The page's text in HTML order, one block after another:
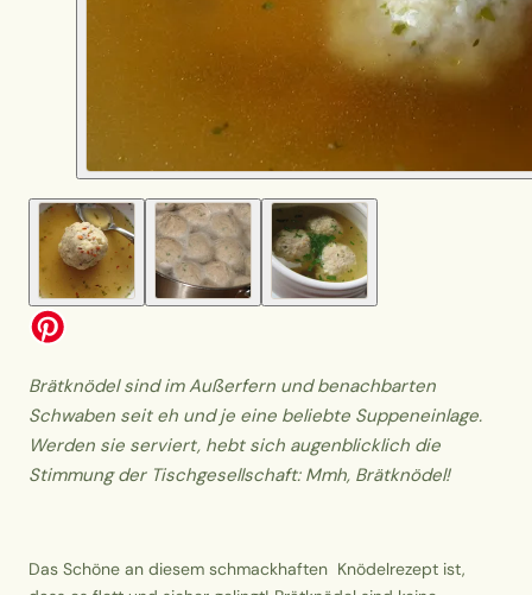
Brätknödel sind im Außerfern und benachbarten
Schwaben seit eh und je eine beliebte Suppeneinlage.
Werden sie serviert, hebt sich augenblicklich die
Stimmung der Tischgesellschaft: Mmh, Brätknödel!
Das Schöne an diesem schmackhaften Knödelrezept ist,